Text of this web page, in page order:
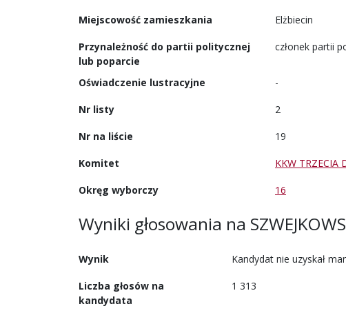
Miejscowość zamieszkania Elżbiecin
Przynależność do partii politycznej
lub poparcie
członek partii
Oświadczenie lustracyjne -
Nr listy 2
Nr na liście 19
Komitet KKW TRZECIA
Okręg wyborczy 16
Wyniki głosowania na
Wynik Kandydat nie uzyskał
Liczba głosów na
kandydata
1 313